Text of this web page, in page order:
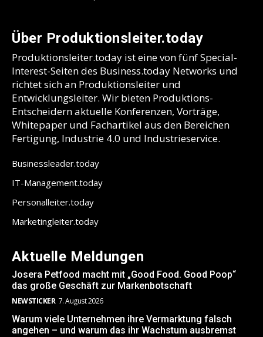
Über Produktionsleiter.today
Produktionsleiter.today ist eine von fünf Special-
Interest-Seiten des Business.today Networks und
richtet sich an Produktionsleiter und
Entwicklungsleiter. Wir bieten Produktions-
Entscheidern aktuelle Konferenzen, Vorträge,
Whitepaper und Fachartikel aus den Bereichen
Fertigung, Industrie 4.0 und Industrieservice.
Businessleader.today
IT-Management.today
Personalleiter.today
Marketingleiter.today
Aktuelle Meldungen
Josera Petfood macht mit „Good Food. Good Poop“
das große Geschäft zur Markenbotschaft
NEWSTICKER 7. August 2026
Warum viele Unternehmen ihre Vermarktung falsch
angehen – und warum das ihr Wachstum ausbremst